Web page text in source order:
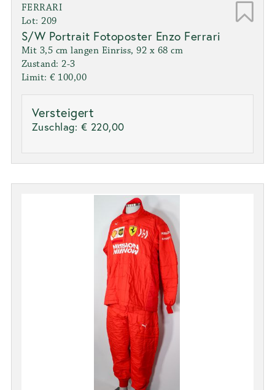
FERRARI
Lot: 209
S/W Portrait Fotoposter Enzo Ferrari
Mit 3,5 cm langen Einriss, 92 x 68 cm
Zustand: 2-3
Limit: € 100,00
Versteigert
Zuschlag: € 220,00